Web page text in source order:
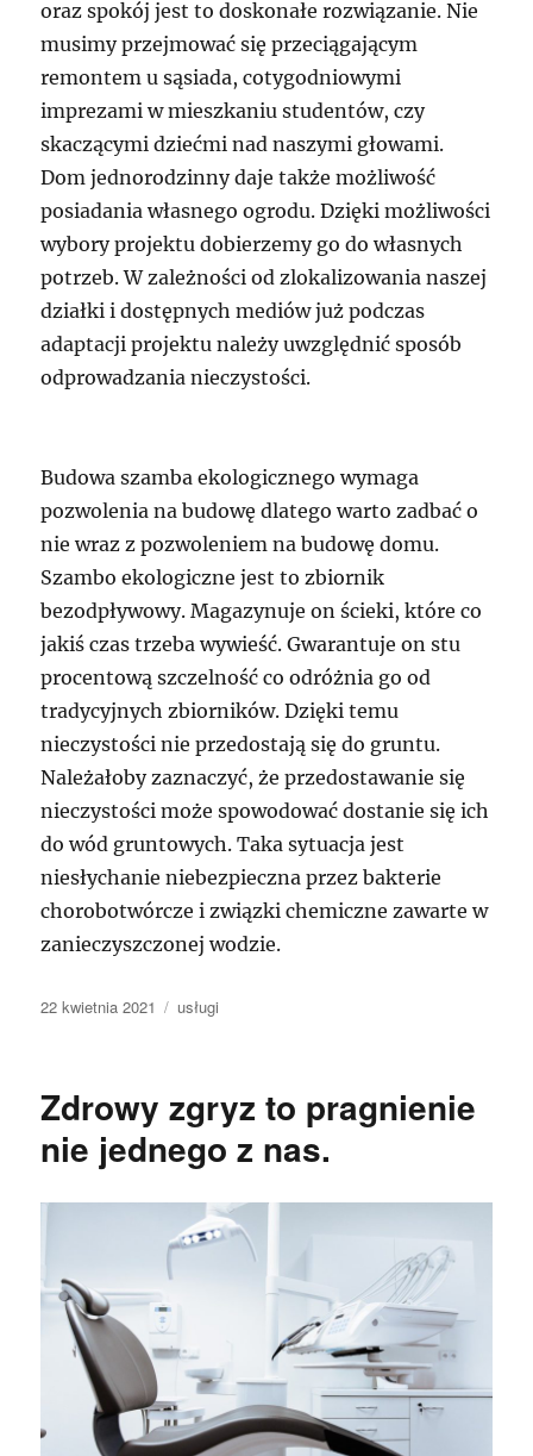
oraz spokój jest to doskonałe rozwiązanie. Nie
musimy przejmować się przeciągającym
remontem u sąsiada, cotygodniowymi
imprezami w mieszkaniu studentów, czy
skaczącymi dziećmi nad naszymi głowami.
Dom jednorodzinny daje także możliwość
posiadania własnego ogrodu. Dzięki możliwości
wybory projektu dobierzemy go do własnych
potrzeb. W zależności od zlokalizowania naszej
działki i dostępnych mediów już podczas
adaptacji projektu należy uwzględnić sposób
odprowadzania nieczystości.
Budowa szamba ekologicznego wymaga
pozwolenia na budowę dlatego warto zadbać o
nie wraz z pozwoleniem na budowę domu.
Szambo ekologiczne jest to zbiornik
bezodpływowy. Magazynuje on ścieki, które co
jakiś czas trzeba wywieść. Gwarantuje on stu
procentową szczelność co odróżnia go od
tradycyjnych zbiorników. Dzięki temu
nieczystości nie przedostają się do gruntu.
Należałoby zaznaczyć, że przedostawanie się
nieczystości może spowodować dostanie się ich
do wód gruntowych. Taka sytuacja jest
niesłychanie niebezpieczna przez bakterie
chorobotwórcze i związki chemiczne zawarte w
zanieczyszczonej wodzie.
Data
22 kwietnia 2021 Kategorie
usługi
Zdrowy zgryz to pragnienie
nie jednego z nas.